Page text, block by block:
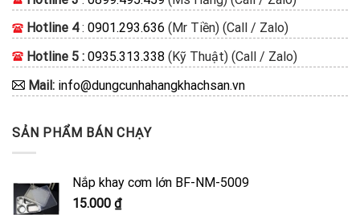
Hotline 4: 0901.293.636 (Mr Tiền) (Call / Zalo)
Hotline 5 : 0935.313.338 (Kỹ Thuật) (Call / Zalo)
Mail: info@dungcunhahangkhachsan.vn
SẢN PHẨM BÁN CHẠY
Nắp khay cơm lớn BF-NM-5009
15.000 ₫